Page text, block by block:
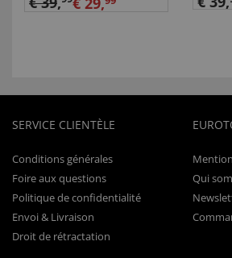
SERVICE CLIENTÈLE
Conditions générales
Foire aux questions
Politique de confidentialité
Envoi & Livraison
Droit de rétractation
Qui